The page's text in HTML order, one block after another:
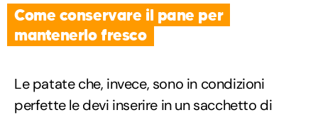
Come conservare il pane per
mantenerlo fresco
Le patate che, invece, sono in condizioni
perfette le devi inserire in un sacchetto di